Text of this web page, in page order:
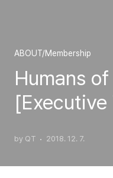
ABOUT/Membership
Humans
[Executive
by QT 2018. 12. 7.